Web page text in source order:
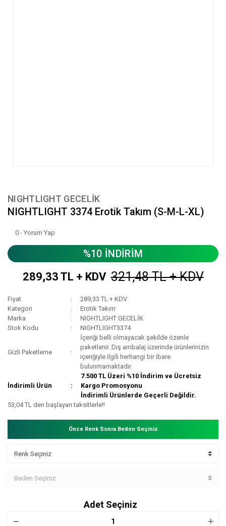
NIGHTLIGHT GECELİK
NIGHTLIGHT 3374 Erotik Takım (S-M-L-XL)
0 - Yorum Yap
%10 İNDİRİM
289,33 TL + KDV 321,48 TL + KDV
Fiyat
289,33 TL + KDV
Kategori
Erotik Takım
Marka
NIGHTLIGHT GECELİK
Stok Kodu
NIGHTLIGHT3374
Gizli Paketleme
İçeriği belli olmayacak şekilde özenle
paketlenir. Dış ambalaj üzerinde ürünlerinizin
içeriğiyle ilgili herhangi bir ibare
bulunmamaktadır.
İndirimli Ürün
7.500 TL Üzeri %10 İndirim ve Ücretsiz
Kargo Promosyonu
İndirimli Ürünlerde Geçerli Değildir.
53,04 TL den başlayan taksitlerle!!
Önce Renk Sonra Beden Seçiniz
Adet Seçiniz